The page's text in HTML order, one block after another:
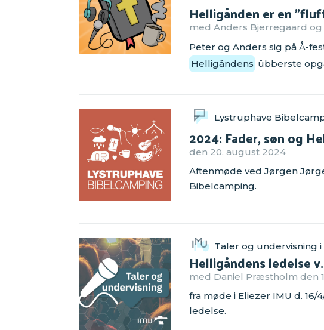
Helligånden er en
med Anders Bjerregaard
Peter og Anders sig på Å-
Helligåndens übberste
Lystruphave
2024: Fader, søn og
den 20. august 2024
Aftenmøde ved Jørgen
Bibelcamping.
Taler og undervisning i
Helligåndens ledelse
med Daniel Præstholm den
fra møde i Eliezer IMU d.
ledelse.